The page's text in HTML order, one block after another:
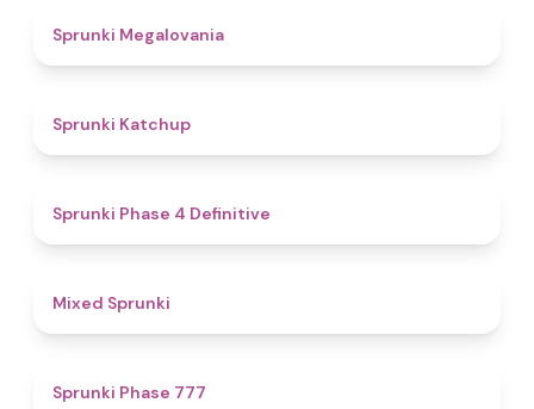
Sprunki Megalovania
Sprunki Katchup
Sprunki Phase 4 Definitive
Mixed Sprunki
Sprunki Phase 777